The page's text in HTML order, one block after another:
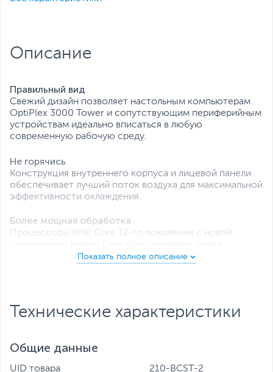
Все характеристики
Описание
Правильный вид
Свежий дизайн позволяет настольным компьютерам
OptiPlex 3000 Tower и сопутствующим периферийным
устройствам идеально вписаться в любую
современную рабочую среду.
Не горячись
Конструкция внутреннего корпуса и лицевой панели
обеспечивает лучший поток воздуха для максимальной
эффективности охлаждения.
Более мощная обработка
Процессоры Intel Core 12-го поколения с новой
высокую производительность для более эффективной
Технические характеристики
Общие данные
UID товара 210-BCST-2